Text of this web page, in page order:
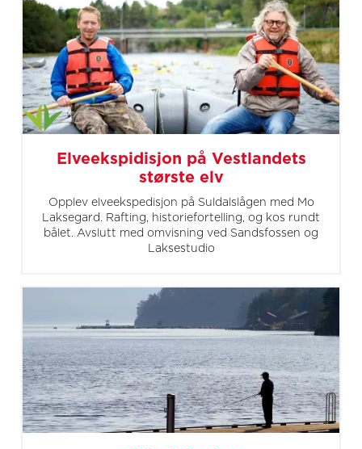
Elveekspidisjon på Vestlandets
største elv
Opplev elveekspedisjon på Suldalslågen med Mo
Laksegard. Rafting, historiefortelling, og kos rundt
bålet. Avslutt med omvisning ved Sandsfossen og
Laksestudio